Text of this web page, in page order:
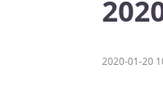
2020-01-20